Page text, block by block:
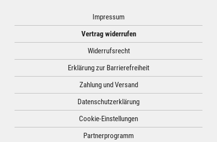
Impressum
Vertrag widerrufen
Widerrufsrecht
Erklärung zur Barrierefreiheit
Zahlung und Versand
Datenschutzerklärung
Cookie-Einstellungen
Partnerprogramm